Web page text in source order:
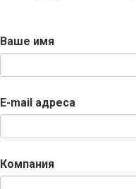
Ваше имя
E-mail адреса
Компания